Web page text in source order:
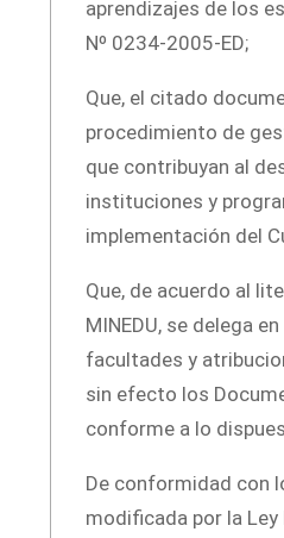
aprendizajes de los
Nº 0234-2005-ED;
Que, el citado
procedimiento de
que contribuyan al
instituciones y
implementación del
Que, de acuerdo al
MINEDU, se delega
facultades y
sin efecto los
conforme a lo
De conformidad con
modificada por la